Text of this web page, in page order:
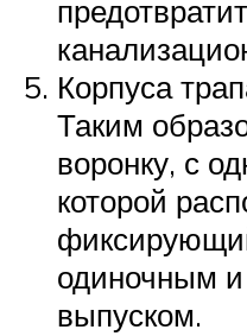
Корпуса
Таким
воронку, с
которой
одиночным
выпуском.